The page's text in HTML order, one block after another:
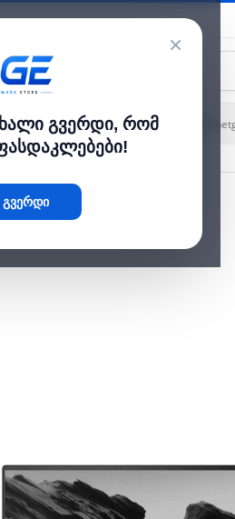
×
გვერდი, რომ
გვერდი
კატალოგი
S 14" OLED Ultra 7 258V 32GB 1TB SSD